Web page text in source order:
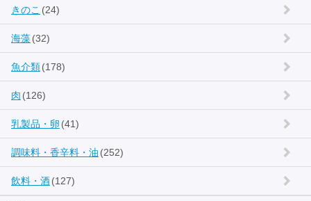
きのこ (24)
海藻(32)
魚介類(178)
肉 (126)
乳製品・卵 (41)
調味料・香辛料・油 (252)
飲料・酒(127)